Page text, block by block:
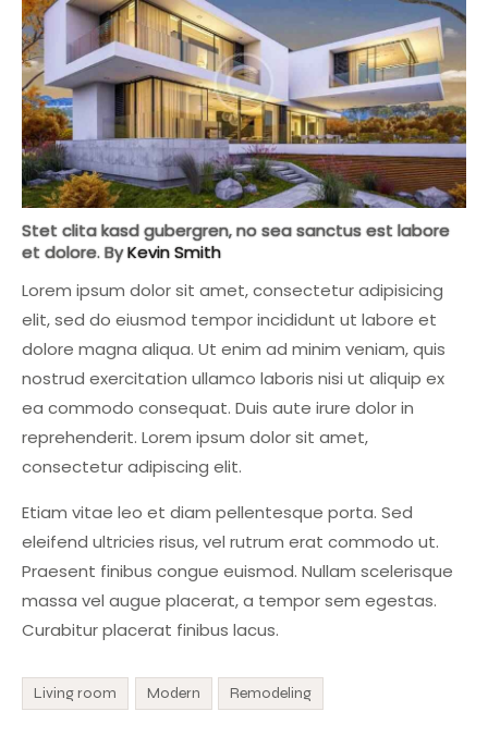
Stet clita kasd gubergren, no sea sanctus est labore
et dolore. ByKevin Smith
Lorem ipsum dolor sit amet, consectetur adipisicing
elit, sed do eiusmod tempor incididunt ut labore et
dolore magna aliqua. Ut enim ad minim veniam, quis
nostrud exercitation ullamco laboris nisi ut aliquip ex
ea commodo consequat. Duis aute irure dolor in
reprehenderit. Lorem ipsum dolor sit amet,
consectetur adipiscing elit.
Etiam vitae leo et diam pellentesque porta. Sed
eleifend ultricies risus, vel rutrum erat commodo ut.
Praesent finibus congue euismod. Nullam scelerisque
massa vel augue placerat, a tempor sem egestas.
Curabitur placerat finibus lacus.
Living room Modern Remodeling